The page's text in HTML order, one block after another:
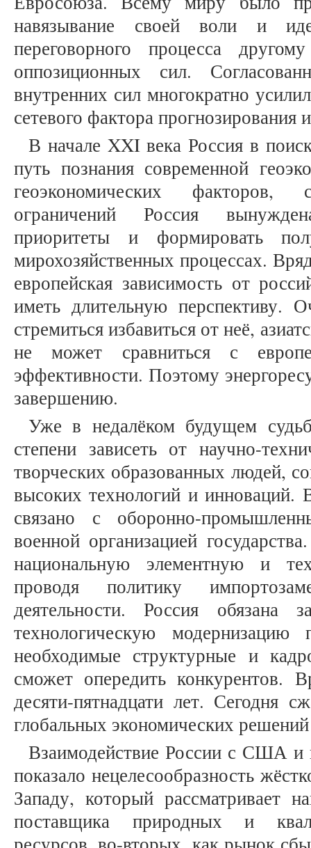
навязывание своей воли и
переговорного процесса
оппозиционных сил.
внутренних сил многократно
сетевого фактора
В начале XXI века Россия в
путь познания современной
геоэкономических
ограничений Россия
приоритеты и формировать
мирохозяйственных процессах.
европейская зависимость от
иметь длительную перспективу.
стремиться избавиться от неё,
не может сравниться с
эффективности. Поэтому
завершению.
Уже в недалёком будущем
степени зависеть от научно-
творческих образованных людей,
высоких технологий и инноваций.
связано с оборонно-
военной организацией
национальную элементную и
проводя политику
деятельности. Россия обязана
технологическую модернизацию
необходимые структурные и
сможет опередить конкурентов.
десяти-пятнадцати лет. Сегодня
глобальных экономических
Взаимодействие России с США
показало нецелесообразность
Западу, который рассматривает
поставщика природных и